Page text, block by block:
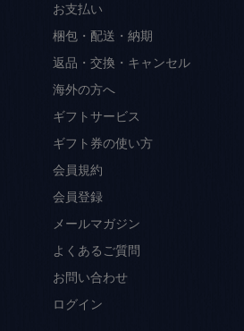
お支払い
梱包・配送・納期
返品・交換・キャンセル
海外の方へ
ギフトサービス
ギフト券の使い方
会員規約
会員登録
メールマガジン
よくあるご質問
お問い合わせ
ログイン